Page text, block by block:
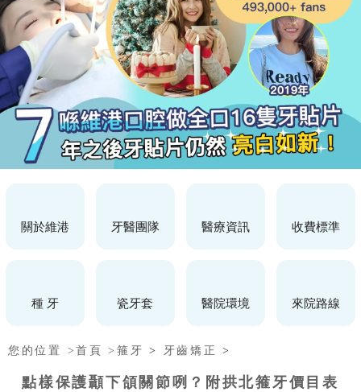
關於維港 牙醫團隊 醫療資訊 收費標準
種 牙 瓷牙套 醫院環境 來院路線
您的位置 >首頁 >箍牙 > 牙齒矯正 >
點樣保護顳下頜關節咧？附拱北箍牙價目表